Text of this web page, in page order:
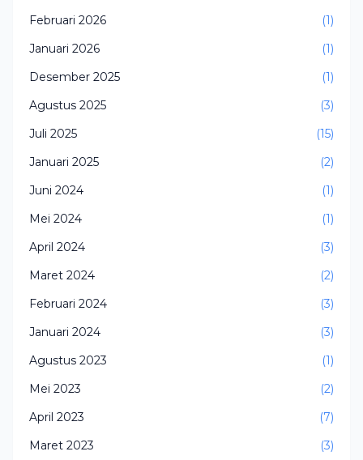
Februari 2026
(1)
Januari 2026
(1)
Desember 2025
(1)
Agustus 2025
(3)
Juli 2025
(15)
Januari 2025
(2)
Juni 2024
(1)
Mei 2024
(1)
April 2024
(3)
Maret 2024
(2)
Februari 2024
(3)
Januari 2024
(3)
Agustus 2023
(1)
Mei 2023
(2)
April 2023
(7)
Maret 2023
(3)